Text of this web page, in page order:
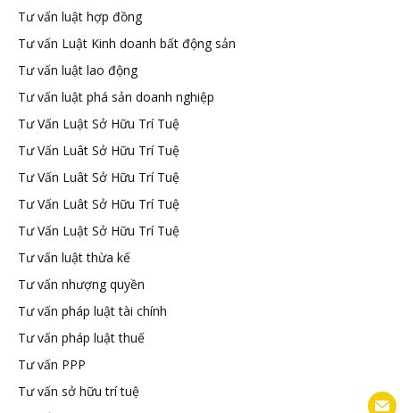
Tư vấn luật hợp đồng
Tư vấn Luật Kinh doanh bất động sản
Tư vấn luật lao động
Tư vấn luật phá sản doanh nghiệp
Tư Vấn Luật Sở Hữu Trí Tuệ
Tư Vấn Luât Sở Hữu Trí Tuệ
Tư Vấn Luât Sở Hữu Trí Tuệ
Tư Vấn Luât Sở Hữu Trí Tuệ
Tư Vấn Luật Sở Hữu Trí Tuệ
Tư vấn luật thừa kế
Tư vấn nhượng quyền
Tư vấn pháp luật tài chính
Tư vấn pháp luật thuế
Tư vấn PPP
Tư vấn sở hữu trí tuệ